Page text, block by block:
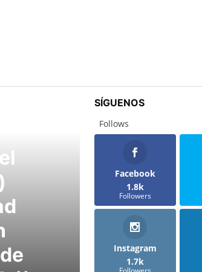
SÍGUENOS
Follows
Facebook
1.8k
Followers
Instagram
1.7k